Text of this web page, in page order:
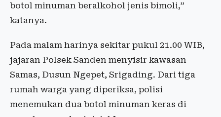
botol minuman beralkohol jenis bimoli,”
katanya.
Pada malam harinya sekitar pukul 21.00 WIB,
jajaran Polsek Sanden menyisir kawasan
Samas, Dusun Ngepet, Srigading. Dari tiga
rumah warga yang diperiksa, polisi
menemukan dua botol minuman keras di